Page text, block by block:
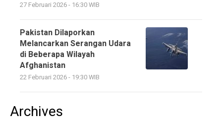
27 Februari 2026 - 16:30 WIB
Pakistan Dilaporkan
Melancarkan Serangan Udara
di Beberapa Wilayah
Afghanistan
22 Februari 2026 - 19:30 WIB
Archives